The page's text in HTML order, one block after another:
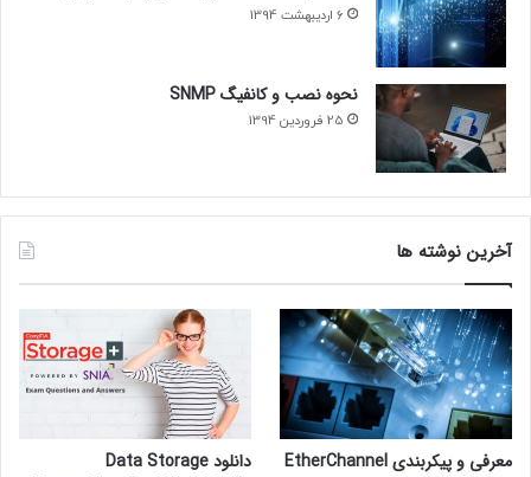
6 اردیبهشت 1394
نحوه نصب و کانفیگ SNMP
25 فروردین 1394
آخرین نوشته ها
معرفی و پیکربندی EtherChannel
دانلود Data Storage